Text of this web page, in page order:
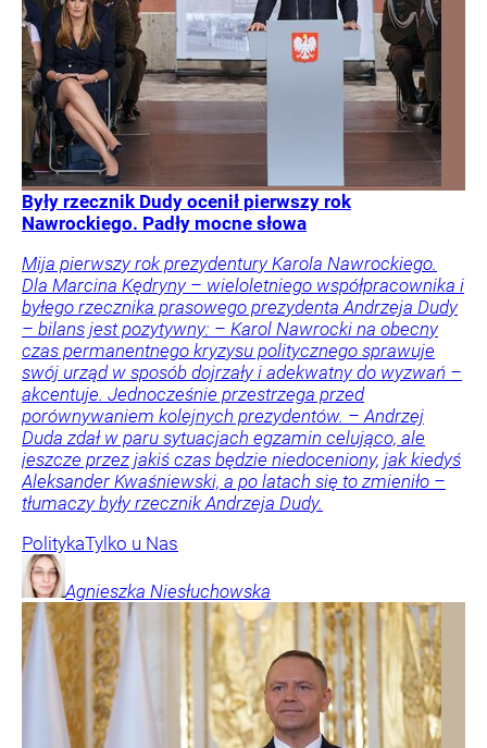
Były rzecznik Dudy ocenił pierwszy rok
Nawrockiego. Padły mocne słowa
Mija pierwszy rok prezydentury Karola Nawrockiego.
Dla Marcina Kędryny – wieloletniego współpracownika i
byłego rzecznika prasowego prezydenta Andrzeja Dudy
– bilans jest pozytywny: – Karol Nawrocki na obecny
czas permanentnego kryzysu politycznego sprawuje
swój urząd w sposób dojrzały i adekwatny do wyzwań –
akcentuje. Jednocześnie przestrzega przed
porównywaniem kolejnych prezydentów. – Andrzej
Duda zdał w paru sytuacjach egzamin celująco, ale
jeszcze przez jakiś czas będzie niedoceniony, jak kiedyś
Aleksander Kwaśniewski, a po latach się to zmieniło –
tłumaczy były rzecznik Andrzeja Dudy.
PolitykaTylko u Nas
Agnieszka Niesłuchowska